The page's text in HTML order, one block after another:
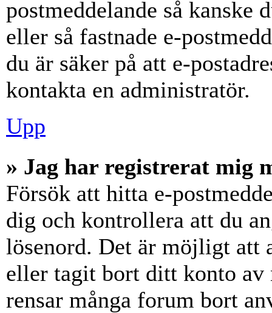
postmeddelande så kanske
eller så fastnade e-
du är säker på att e-
kontakta en administratör.
Upp
» Jag har registrerat mig
Försök att hitta e-
dig och kontrollera att du
lösenord. Det är möjligt att
eller tagit bort ditt konto av
rensar många forum bort